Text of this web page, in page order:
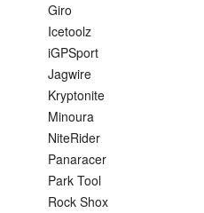
Giro
Icetoolz
iGPSport
Jagwire
Kryptonite
Minoura
NiteRider
Panaracer
Park Tool
Rock Shox